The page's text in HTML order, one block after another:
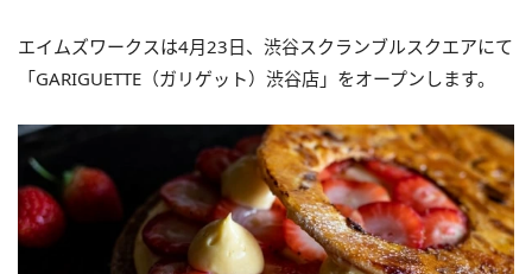
エイムズワークスは4月23日、渋谷スクランブルスクエアにて
「GARIGUETTE（ガリゲット）渋谷店」をオープンします。